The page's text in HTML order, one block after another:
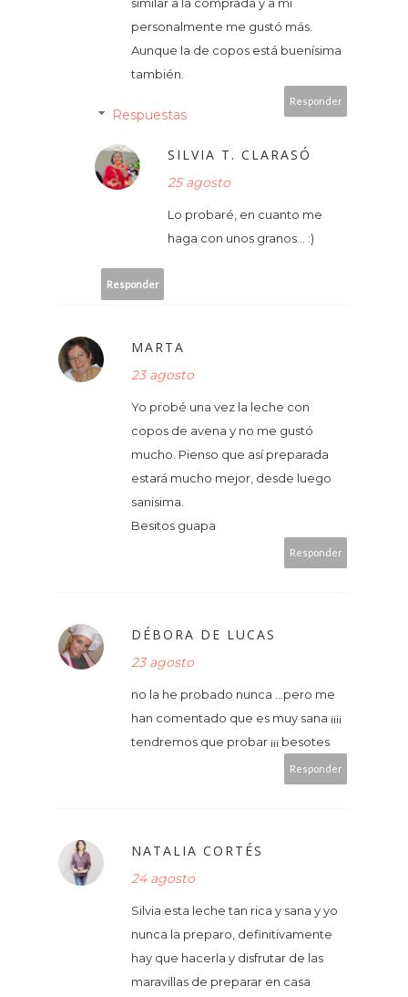
personalmente me gustó más.
Aunque la de copos está buenísima
también.
Responder
Respuestas
SILVIA T. CLARASÓ
25 agosto
Lo probaré, en cuanto me
haga con unos granos... :)
Responder
MARTA
23 agosto
Yo probé una vez la leche con
copos de avena y no me gustó
mucho. Pienso que así preparada
estará mucho mejor, desde luego
sanisima.
Besitos guapa
Responder
DÉBORA DE LUCAS
23 agosto
no la he probado nunca ...pero me
han comentado que es muy sana ¡¡¡¡
tendremos que probar ¡¡¡ besotes
Responder
NATALIA CORTÉS
24 agosto
Silvia esta leche tan rica y sana y yo
nunca la preparo, definitivamente
hay que hacerla y disfrutar de las
maravillas de preparar en casa